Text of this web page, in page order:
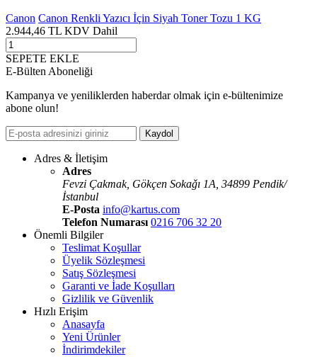
Canon Canon Renkli Yazıcı İçin Siyah Toner Tozu 1 KG
2.944,46 TL KDV Dahil
SEPETE EKLE
E-Bülten Aboneliği
Kampanya ve yeniliklerden haberdar olmak için e-bültenimize
abone olun!
Kaydol
Adres & İletişim
Adres
Fevzi Çakmak, Gökçen Sokaǧı 1A, 34899 Pendik/
İstanbul
E-Posta info@kartus.com
Telefon Numarası 0216 706 32 20
Önemli Bilgiler
Teslimat Koşullar
Üyelik Sözleşmesi
Satış Sözleşmesi
Garanti ve İade Koşulları
Gizlilik ve Güvenlik
Hızlı Erişim
Anasayfa
Yeni Ürünler
İndirimdekiler